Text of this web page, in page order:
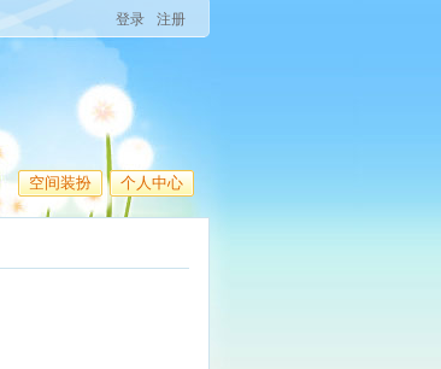
登录 注册
空间装扮 个人中心